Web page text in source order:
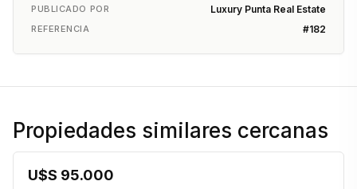
PUBLICADO POR Luxury Punta Real Estate
REFERENCIA #182
Propiedades similares cercanas
U$S 95.000